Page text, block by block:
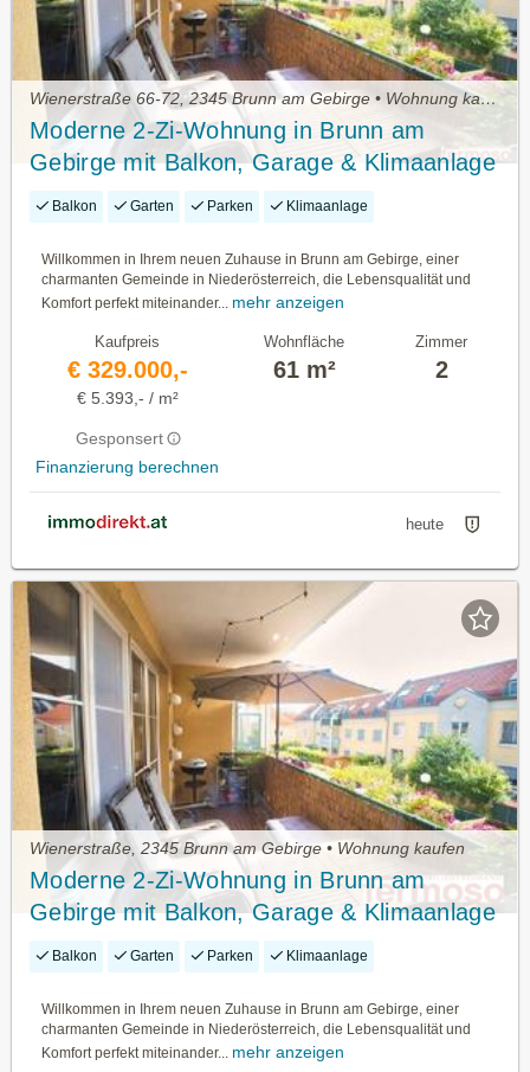
Wienerstraße 66-72, 2345 Brunn am Gebirge • Wohnung kaufen
Moderne 2-Zi-Wohnung in Brunn am
Gebirge mit Balkon, Garage & Klimaanlage
– € 329.000
Balkon Garten Parken Klimaanlage
Willkommen in Ihrem neuen Zuhause in Brunn am Gebirge, einer
charmanten Gemeinde in Niederösterreich, die Lebensqualität und
Komfort perfekt miteinander... mehr anzeigen
Kaufpreis
€ 329.000,-
€ 5.393,- / m²
Gesponsert
Finanzierung berechnen
Wohnfläche
61 m²
Zimmer
2
heute
Wienerstraße, 2345 Brunn am Gebirge • Wohnung kaufen
Moderne 2-Zi-Wohnung in Brunn am
Gebirge mit Balkon, Garage & Klimaanlage
– € 329.000
Balkon Garten Parken Klimaanlage
Willkommen in Ihrem neuen Zuhause in Brunn am Gebirge, einer
charmanten Gemeinde in Niederösterreich, die Lebensqualität und
Komfort perfekt miteinander...
mehr anzeigen